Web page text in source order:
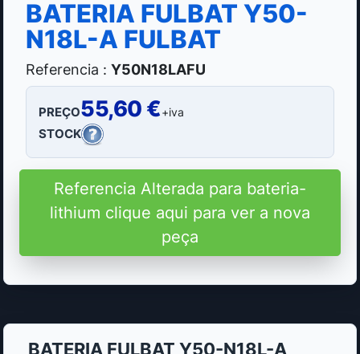
BATERIA FULBAT Y50-
N18L-A FULBAT
Referencia : Y50N18LAFU
PREÇO55,60 €+iva
STOCK
Referencia Alterada para bateria-
lithium clique aqui para ver a nova
peça
BATERIA FULBAT Y50-N18L-A